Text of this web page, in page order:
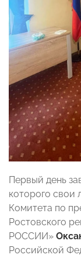
Первый день
которого свои
Комитета по
Ростовского
РОССИИ»
Российской